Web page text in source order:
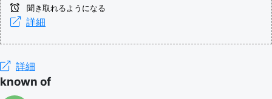
聞き取れるようになる
詳細
詳細
known of